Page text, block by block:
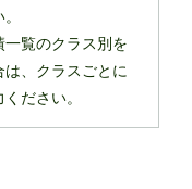
一覧のクラス別を
、クラスごとに
ださい。